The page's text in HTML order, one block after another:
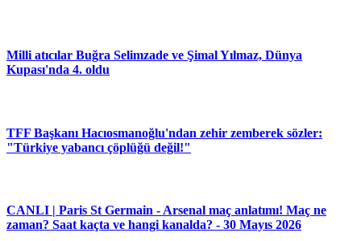
Milli atıcılar Buğra Selimzade ve Şimal Yılmaz, Dünya
Kupası'nda 4. oldu
TFF Başkanı Hacıosmanoğlu'ndan zehir zemberek sözler:
"Türkiye yabancı çöplüğü değil!"
CANLI | Paris St Germain - Arsenal maç anlatımı! Maç ne
zaman? Saat kaçta ve hangi kanalda? - 30 Mayıs 2026